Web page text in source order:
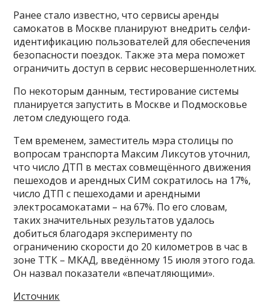
Ранее стало известно, что сервисы аренды
самокатов в Москве планируют внедрить селфи-
идентификацию пользователей для обеспечения
безопасности поездок. Также эта мера поможет
ограничить доступ в сервис несовершеннолетних.
По некоторым данным, тестирование системы
планируется запустить в Москве и Подмосковье
летом следующего года.
Тем временем, заместитель мэра столицы по
вопросам транспорта Максим Ликсутов уточнил,
что число ДТП в местах совмещённого движения
пешеходов и арендных СИМ сократилось на 17%,
число ДТП с пешеходами и арендными
электросамокатами – на 67%. По его словам,
таких значительных результатов удалось
добиться благодаря эксперименту по
ограничению скорости до 20 километров в час в
зоне ТТК – МКАД, введённому 15 июля этого года.
Он назвал показатели «впечатляющими».
Источник